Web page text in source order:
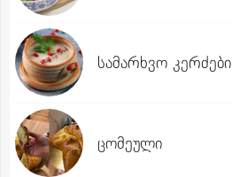
სამარხვო კერძები
ცომეული